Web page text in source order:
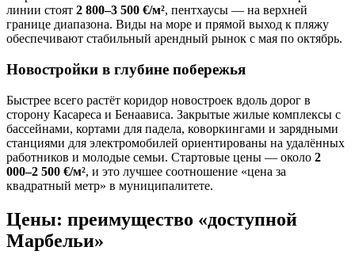
линии стоят 2 800–3 500 €/м², пентхаусы — на верхней
границе диапазона. Виды на море и прямой выход к пляжу
обеспечивают стабильный арендный рынок с мая по октябрь.
Новостройки в глубине побережья
Быстрее всего растёт коридор новостроек вдоль дорог в
сторону Касареса и Бенаависа. Закрытые жилые комплексы с
бассейнами, кортами для падела, коворкингами и зарядными
станциями для электромобилей ориентированы на удалённых
работников и молодые семьи. Стартовые цены — около 2
000–2 500 €/м², и это лучшее соотношение «цена за
квадратный метр» в муниципалитете.
Цены: преимущество «доступной
Марбельи»